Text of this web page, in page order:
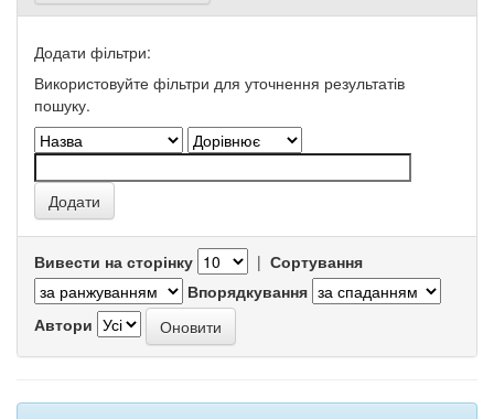
Додати фільтри:
Використовуйте фільтри для уточнення результатів
пошуку.
Вивести на сторінку | Сортування
Впорядкування
Автори